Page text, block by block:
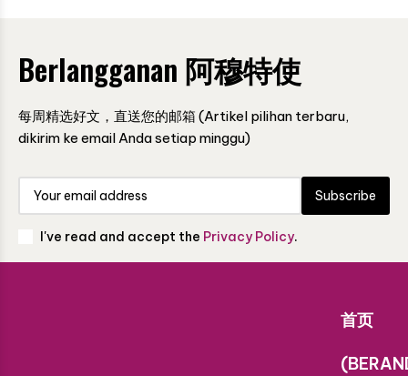
Berlangganan 阿穆特使
每周精选好文，直送您的邮箱 (Artikel pilihan terbaru,
dikirim ke email Anda setiap minggu)
Subscribe
I've read and accept the Privacy Policy.
首页